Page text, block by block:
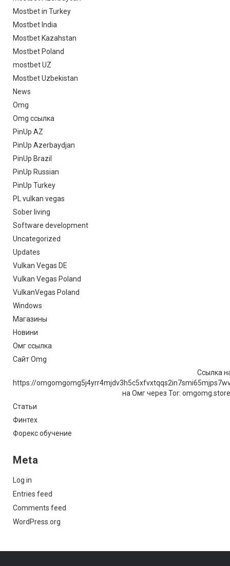
Mostbet in Turkey
Mostbet India
Mostbet Kazahstan
Mostbet Poland
mostbet UZ
Mostbet Uzbekistan
News
Omg
Omg ссылка
PinUp AZ
PinUp Azerbaydjan
PinUp Brazil
PinUp Russian
PinUp Turkey
PL vulkan vegas
Sober living
Software development
Uncategorized
Updates
Vulkan Vegas DE
Vulkan Vegas Poland
VulkanVegas Poland
Windows
Магазины
Новини
Омг ссылка
Сайт Omg
Ссылка
https://
на Омг через Tor:
Статьи
Финтех
Форекс обучение
Meta
Log in
Entries feed
Comments feed
WordPress.org